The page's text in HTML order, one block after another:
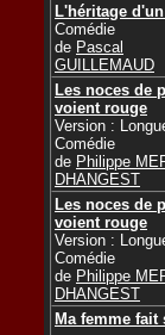
L'héritage
Comédie
de Pascal
GUILLEMAUD
Les noces de
voient rouge
Version :
Comédie
de Philippe
DHANGEST
Les noces de
voient rouge
Version :
Comédie
de Philippe
DHANGEST
Ma femme fait